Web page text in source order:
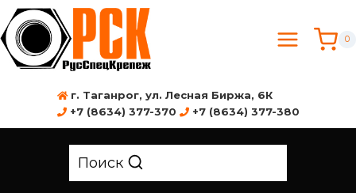
0
г. Таганрог, ул. Лесная Биржа, 6К
+7 (8634) 377-370
+7 (8634) 377-380
Поиск